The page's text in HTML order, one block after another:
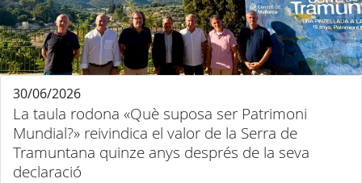
La taula rodona «Què suposa ser Patrimoni
Mundial?» reivindica el valor de la Serra de
Tramuntana quinze anys després de la seva
declaració
30/06/2026